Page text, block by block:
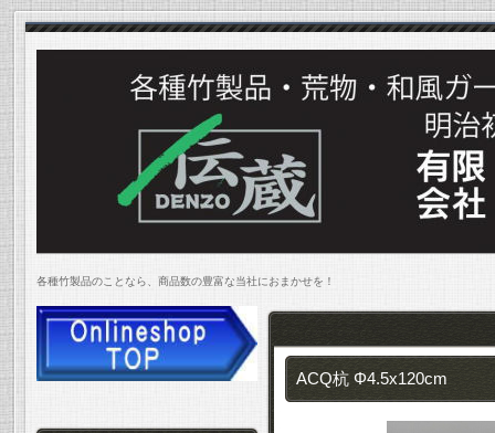
各種竹製品のことなら、商品数の豊富な当社におまかせを！
ACQ杭 Φ4.5x120cm